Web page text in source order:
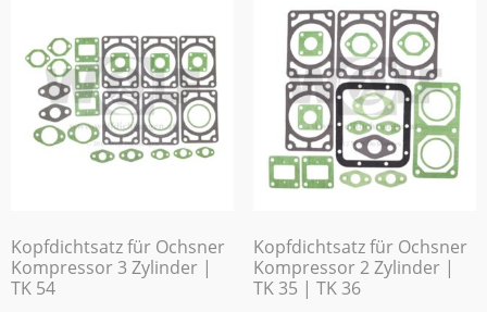
Kopfdichtsatz für Ochsner
Kompressor 3 Zylinder |
TK 54
Kopfdichtsatz für Ochsner
Kompressor 2 Zylinder |
TK 35 | TK 36